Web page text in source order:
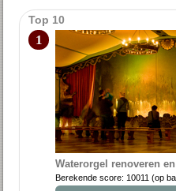
Top 10
1
Waterorgel renoveren
Berekende score: 10011 (op